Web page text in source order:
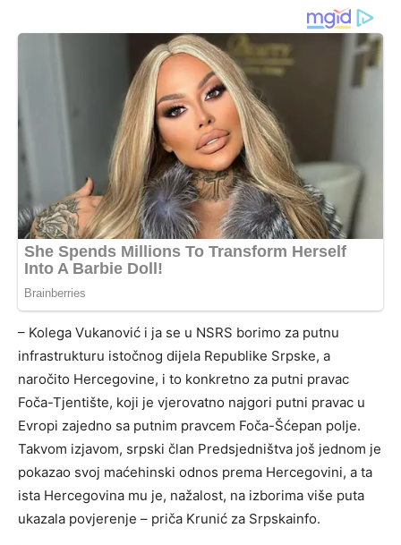
– Kolega Vukanović i ja se u NSRS borimo za putnu
infrastrukturu istočnog dijela Republike Srpske, a
naročito Hercegovine, i to konkretno za putni pravac
Foča-Tjentište, koji je vjerovatno najgori putni pravac u
Evropi zajedno sa putnim pravcem Foča-Šćepan polje.
Takvom izjavom, srpski član Predsjedništva još jednom je
pokazao svoj maćehinski odnos prema Hercegovini, a ta
ista Hercegovina mu je, nažalost, na izborima više puta
ukazala povjerenje – priča Krunić za Srpskainfo.